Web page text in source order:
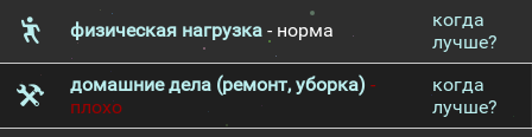
физическая нагрузка - норма
когда
лучше?
домашние дела (ремонт, уборка) -
плохо
когда
лучше?